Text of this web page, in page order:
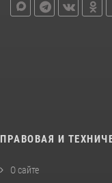
ПРАВОВАЯ И
О сайте